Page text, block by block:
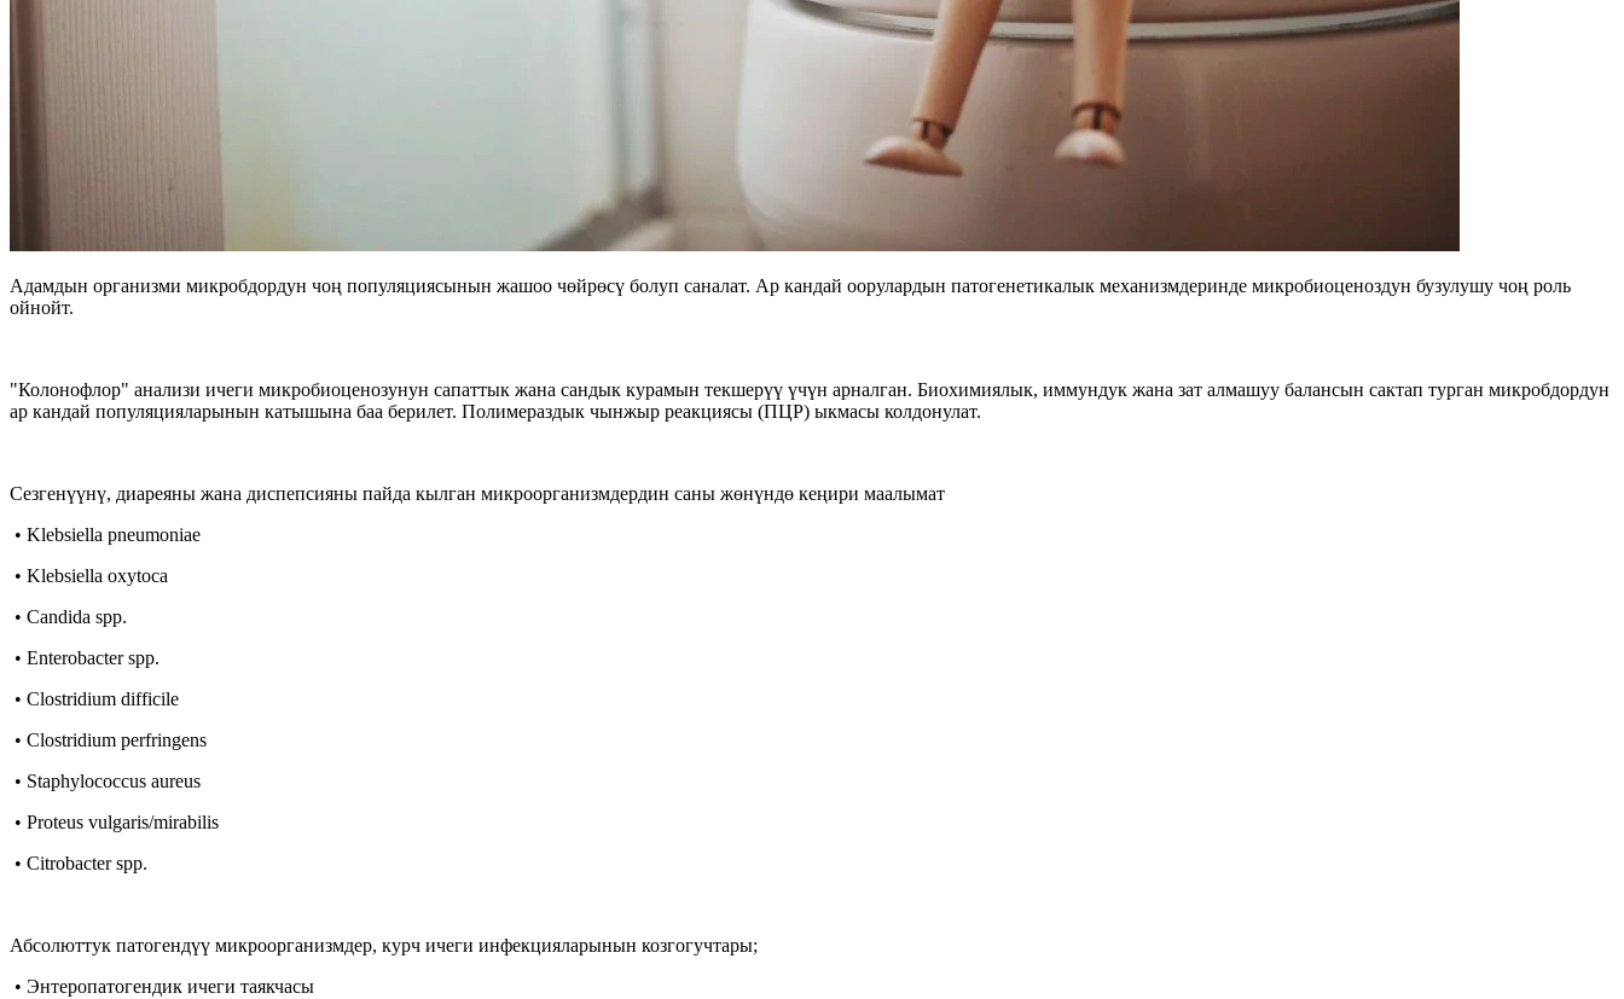
Адамдын организми микробдордун чоң популяциясынын жашоо чөйрөсү болуп саналат. Ар кандай оорулардын патогенетикалык механизмдеринде микробиоценоздун бузулушу чоң роль
ойнойт.
"Колонофлор" анализи ичеги микробиоценозунун сапаттык жана сандык курамын текшерүү үчүн арналган. Биохимиялык, иммундук жана зат алмашуу балансын сактап турган микробдордун
ар кандай популяцияларынын катышына баа берилет. Полимераздык чынжыр реакциясы (ПЦР) ыкмасы колдонулат.
Сезгенүүнү, диареяны жана диспепсияны пайда кылган микроорганизмдердин саны жөнүндө кеңири маалымат
• Klebsiella pneumoniae
• Klebsiella oxytoca
• Candida spp.
• Enterobacter spp.
• Clostridium difficile
• Clostridium perfringens
• Staphylococcus aureus
• Proteus vulgaris/mirabilis
• Citrobacter spp.
Абсолюттук патогендүү микроорганизмдер, курч ичеги инфекцияларынын козгогучтары;
• Энтеропатогендик ичеги таякчасы